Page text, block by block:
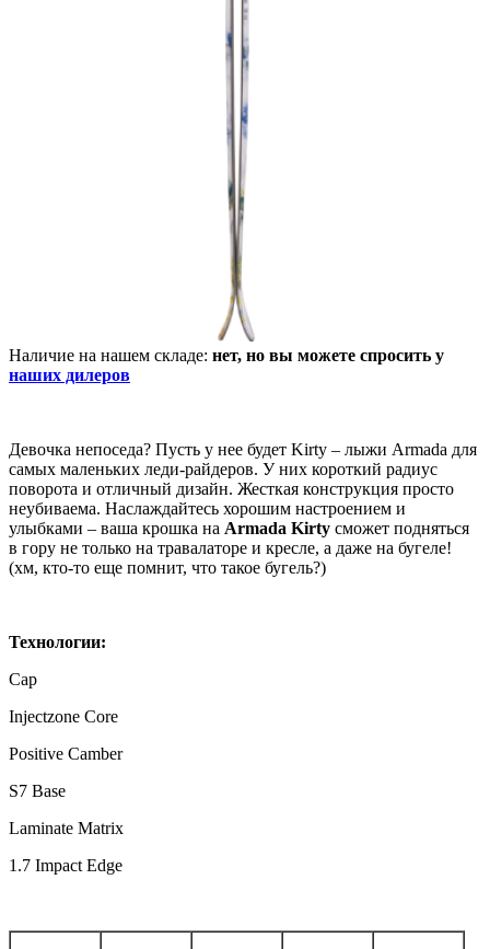
Наличие на нашем складе: нет, но вы можете спросить у
наших дилеров
Девочка непоседа? Пусть у нее будет Kirty – лыжи Armada для
самых маленьких леди-райдеров. У них короткий радиус
поворота и отличный дизайн. Жесткая конструкция просто
неубиваема. Наслаждайтесь хорошим настроением и
улыбками – ваша крошка на Armada Kirty сможет подняться
в гору не только на травалаторе и кресле, а даже на бугеле!
(хм, кто-то еще помнит, что такое бугель?)
Технологии:
Cap
Injectzone Core
Positive Camber
S7 Base
Laminate Matrix
1.7 Impact Edge